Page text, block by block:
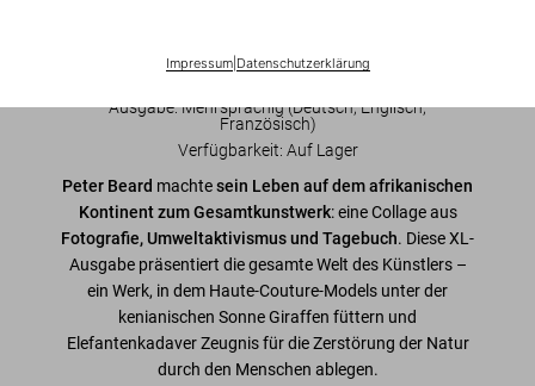
Impressum| Datenschutzerklärung
In den Warenkorb
Ausgabe: Mehrsprachig (Deutsch, Englisch,
Französisch)
Verfügbarkeit: Auf Lager
Peter Beard machtesein Leben auf dem afrikanischen
Kontinent zum Gesamtkunstwerk: eine Collage aus
Fotografie, Umweltaktivismus und Tagebuch. Diese XL-
Ausgabe präsentiert die gesamte Welt des Künstlers –
ein Werk, in dem Haute-Couture-Models unter der
kenianischen Sonne Giraffen füttern und
Elefantenkadaver Zeugnis für die Zerstörung der Natur
durch den Menschen ablegen.